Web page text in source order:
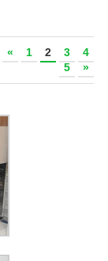
« 1 2 3
4
5
»